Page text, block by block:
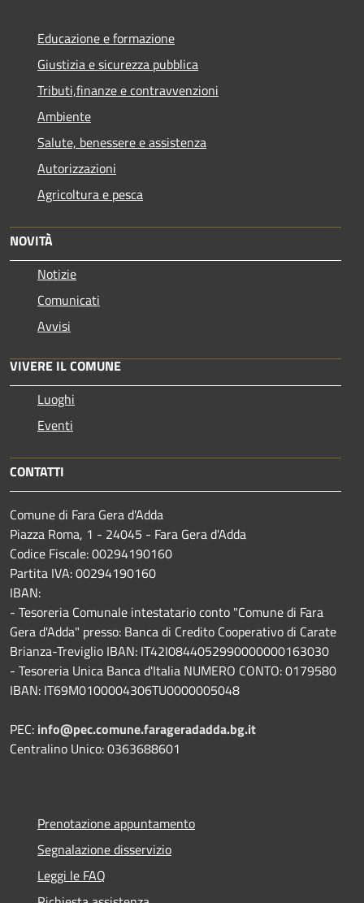
Educazione e formazione
Giustizia e sicurezza pubblica
Tributi,finanze e contravvenzioni
Ambiente
Salute, benessere e assistenza
Autorizzazioni
Agricoltura e pesca
NOVITÀ
Notizie
Comunicati
Avvisi
VIVERE IL COMUNE
Luoghi
Eventi
CONTATTI
Comune di Fara Gera d'Adda
Piazza Roma, 1 - 24045 - Fara Gera d'Adda
Codice Fiscale: 00294190160
Partita IVA: 00294190160
IBAN:
- Tesoreria Comunale intestatario conto "Comune di Fara
Gera d'Adda" presso: Banca di Credito Cooperativo di Carate
Brianza-Treviglio IBAN: IT42I0844052990000000163030
- Tesoreria Unica Banca d'Italia NUMERO CONTO: 0179580
IBAN: IT69M0100004306TU0000005048
PEC: info@pec.comune.farageradadda.bg.it
Centralino Unico: 0363688601
Prenotazione appuntamento
Segnalazione disservizio
Leggi le FAQ